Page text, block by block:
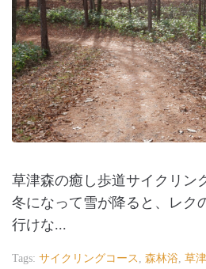
草津森の癒し歩道サイクリン
冬になって雪が降ると、レク
行けな...
Tags: サイクリングコース , 森林浴, 草